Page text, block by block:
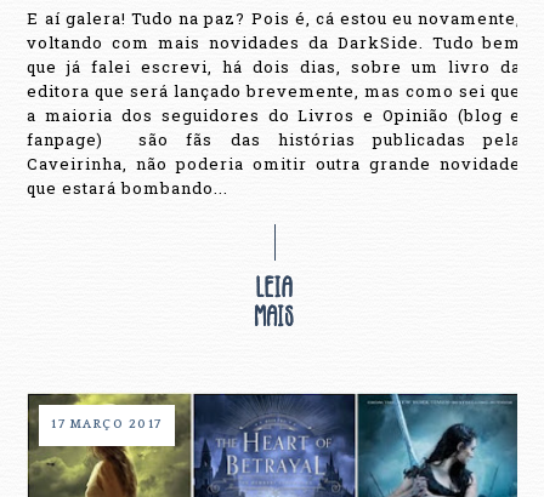
E aí galera! Tudo na paz? Pois é, cá estou eu novamente,
voltando com mais novidades da DarkSide. Tudo bem
que já falei escrevi, há dois dias, sobre um livro da
editora que será lançado brevemente, mas como sei que
a maioria dos seguidores do Livros e Opinião (blog e
fanpage) são fãs das histórias publicadas pela
Caveirinha, não poderia omitir outra grande novidade
que estará bombando...
17 MARÇO 2017